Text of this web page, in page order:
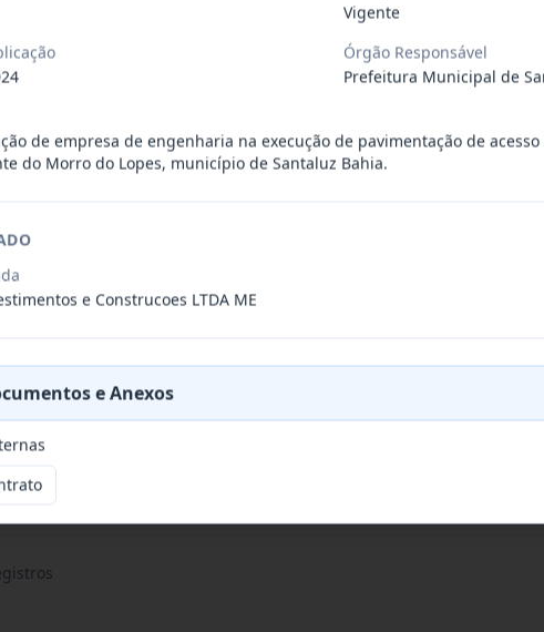
2024 (ARP) - Santaluz Produtos de Petroleo LTDA
2024 (ARP) - Artes Gráficas e Editora do Nordes
2024 (ARP) - Vixbot Solucoes de em Informatica
2024 (ARP) - Estrela Comercio de Produtos Medic
Vigente
Órgão Responsável
Prefeitura Municipal de
de empresa de engenharia na execução de pavimentação de
do Morro do Lopes, município de Santaluz Bahia.
e Construcoes LTDA ME
e Anexos